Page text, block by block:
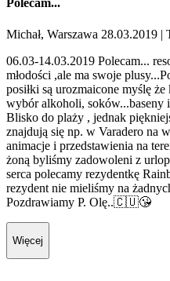
Polecam...
Michał, Warszawa 28.03.2019 |
06.03-14.03.2019 Polecam...
młodości ,ale ma swoje
posiłki są urozmaicone myślę
wybór alkoholi, soków...baseny
Blisko do plaży , jednak
znajdują się np. w Varadero na
animacje i przedstawienia na
żoną byliśmy zadowoleni z
serca polecamy rezydentkę
rezydent nie mieliśmy na
Pozdrawiamy P. Olę..🇨🇺😘
Więcej